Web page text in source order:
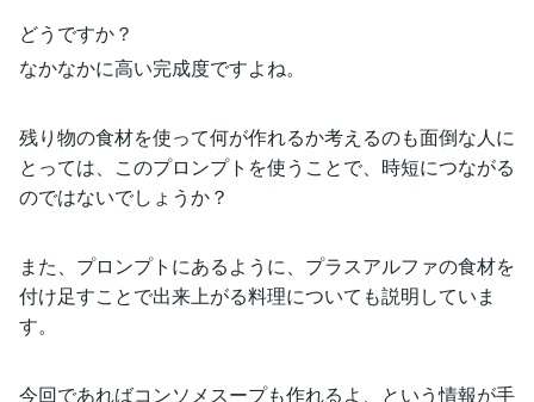
どうですか？
なかなかに高い完成度ですよね。
残り物の食材を使って何が作れるか考えるのも面倒な人に
とっては、このプロンプトを使うことで、時短につながる
のではないでしょうか？
また、プロンプトにあるように、プラスアルファの食材を
付け足すことで出来上がる料理についても説明していま
す。
今回であればコンソメスープも作れるよ、という情報が手